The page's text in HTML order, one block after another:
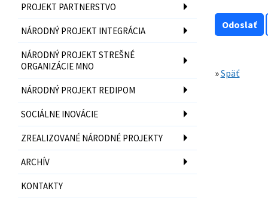
PROJEKT PARTNERSTVO
NÁRODNÝ PROJEKT INTEGRÁCIA
NÁRODNÝ PROJEKT STREŠNÉ
ORGANIZÁCIE MNO
NÁRODNÝ PROJEKT REDIPOM
SOCIÁLNE INOVÁCIE
ZREALIZOVANÉ NÁRODNÉ PROJEKTY
ARCHÍV
KONTAKTY
»Späť